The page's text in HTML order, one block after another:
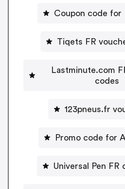
Coupon code for
Tiqets FR
Lastminute.com
codes
123pneus.fr
Promo code for
Universal Pen FR